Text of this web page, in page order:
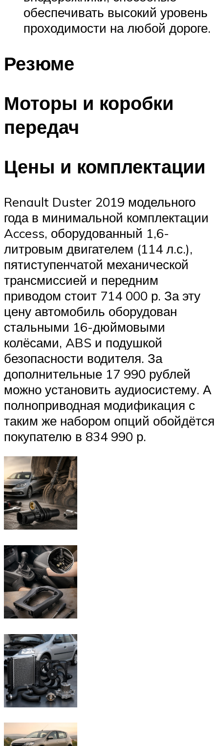
обеспечивать высокий уровень
проходимости на любой дороге.
Резюме
Моторы и коробки
передач
Цены и комплектации
Renault Duster 2019 модельного
года в минимальной комплектации
Access, оборудованный 1,6-
литровым двигателем (114 л.с.),
пятиступенчатой механической
трансмиссией и передним
приводом стоит 714 000 р. За эту
цену автомобиль оборудован
стальными 16-дюймовыми
колёсами, ABS и подушкой
безопасности водителя. За
дополнительные 17 990 рублей
можно установить аудиосистему. А
полноприводная модификация с
таким же набором опций обойдётся
покупателю в 834 990 р.